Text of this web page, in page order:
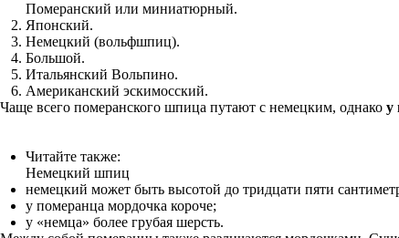
Померанский или миниатюрный.
Японский.
Немецкий (вольфшпиц).
Большой.
Итальянский Вольпино.
Американский эскимосский.
Чаще всего померанского шпица путают с немецким, однако у
Читайте также:
Немецкий шпиц
немецкий может быть высотой до тридцати пяти
у померанца мордочка короче;
у «немца» более грубая шерсть.